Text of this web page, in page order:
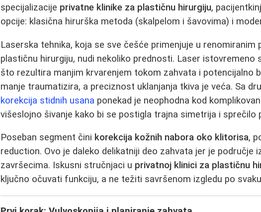
specijalizacije privatne klinike za plastičnu hirurgiju,
opcije: klasična hirurška metoda (skalpelom i šavovima) i
Laserska tehnika, koja se sve češće primenjuje u renomiranim
plastičnu hirurgiju, nudi nekoliko prednosti. Laser istovremeno
što rezultira manjim krvarenjem tokom zahvata i potencijalno
manje traumatizira, a preciznost uklanjanja tkiva je veća. Sa
korekcija stidnih usana ponekad je neophodna kod
višeslojno šivanje kako bi se postigla trajna simetrija i sprečilo
Poseban segment čini korekcija kožnih nabora oko klitorisa,
reduction. Ovo je daleko delikatniji deo zahvata jer je područje
završecima. Iskusni stručnjaci u privatnoj klinici za plastičnu
ključno očuvati funkciju, a ne težiti savršenom izgledu po